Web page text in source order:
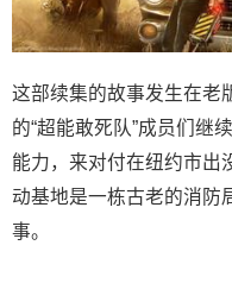
这部续集的故事发生在老
的“超能敢死队”成员们继
能力，来对付在纽约市出
动基地是一栋古老的消防
事。